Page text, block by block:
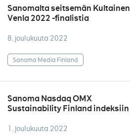
Sanomalta seitsemän Kultainen
Venla 2022 -finalistia
8. joulukuuta 2022
Sanoma Media Finland
Sanoma Nasdaq OMX
Sustainability Finland indeksiin
1. joulukuuta 2022